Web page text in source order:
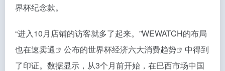
界杯纪念款。
“进入10月店铺的访客就多了起来。”WEWATCH的布局
也在速卖通 公布的世界杯经济六大消费趋势
中得到
了印证。数据显示，从3个月前开始，在巴西市场中国